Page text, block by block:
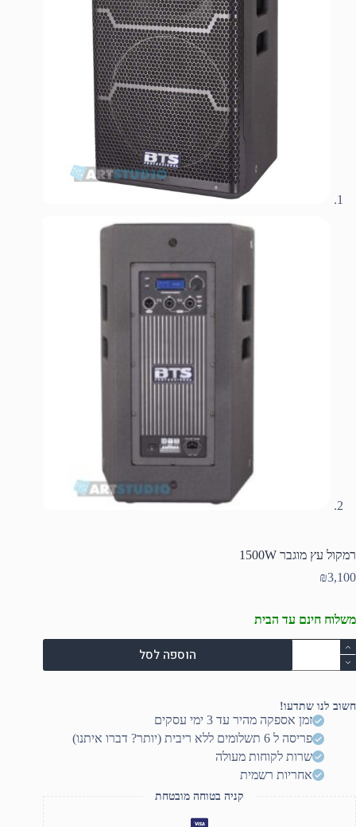
רמקול עץ מוגבר 1500W
₪3,100
משלוח חינם עד הבית
כמות
של
רמקול
1500W
הוספה לסל
חשוב לנו שתדעו!
זמן אספקה מהיר עד 3 ימי עסקים
פריסה ל 6 תשלומים ללא ריבית (יותר? דברו איתנו)
שרות לקוחות מעולה
אחריות רשמית
קניה בטוחה מובטחת